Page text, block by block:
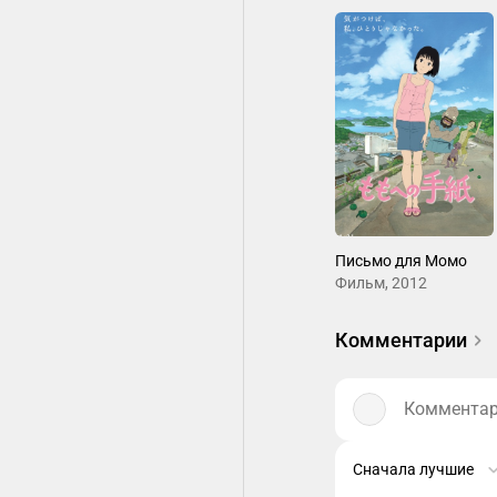
Письмо для Момо
Фильм, 2012
Комментарии
Сначала лучшие